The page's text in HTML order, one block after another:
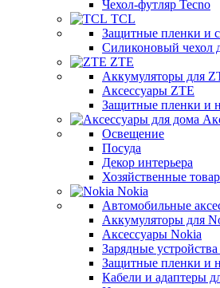
Чехол-футляр Tecno
TCL
Защитные пленки и
Силиконовый чехол
ZTE
Аккумуляторы для
Аксессуары ZTE
Защитные пленки и
Освещение
Посуда
Декор интерьера
Хозяйственные
Nokia
Автомобильные
Аккумуляторы для
Аксессуары Nokia
Зарядные
Защитные пленки и
Кабели и адаптеры